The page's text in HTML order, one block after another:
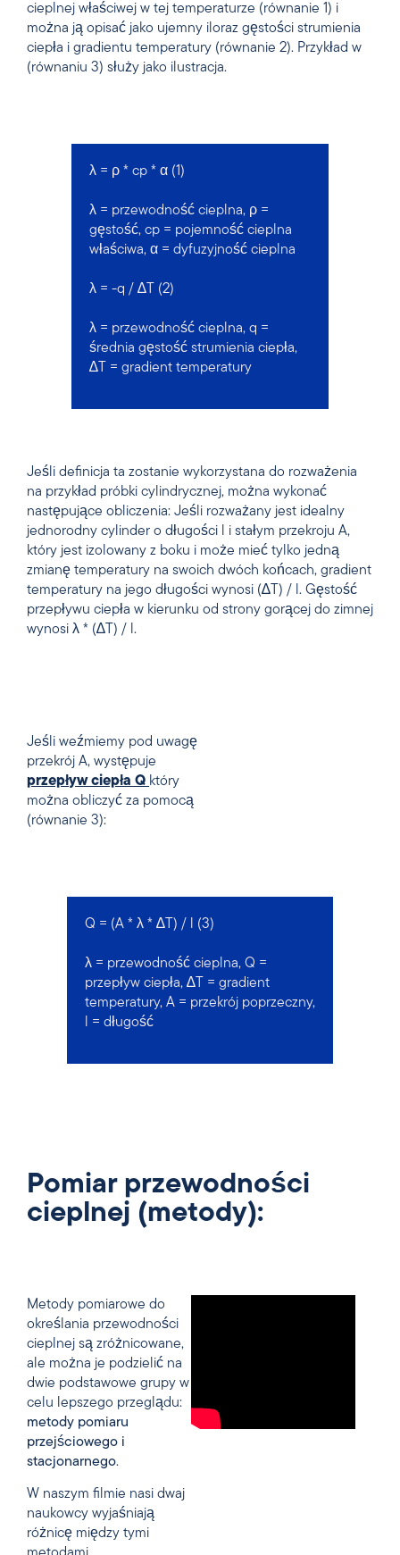
cieplnej właściwej w tej temperaturze (równanie 1) i
można ją opisać jako ujemny iloraz gęstości strumienia
ciepła i gradientu temperatury (równanie 2). Przykład w
(równaniu 3) służy jako ilustracja.
λ = ρ * cp * α (1)
λ = przewodność cieplna, ρ =
gęstość, cp = pojemność cieplna
właściwa, α = dyfuzyjność cieplna
λ = -q / ∆T (2)
λ = przewodność cieplna, q =
średnia gęstość strumienia ciepła,
∆T = gradient temperatury
Jeśli definicja ta zostanie wykorzystana do rozważenia
na przykład próbki cylindrycznej, można wykonać
następujące obliczenia: Jeśli rozważany jest idealny
jednorodny cylinder o długości l i stałym przekroju A,
który jest izolowany z boku i może mieć tylko jedną
zmianę temperatury na swoich dwóch końcach, gradient
temperatury na jego długości wynosi (∆T) / l. Gęstość
przepływu ciepła w kierunku od strony gorącej do zimnej
wynosi λ * (∆T) / l.
Jeśli weźmiemy pod uwagę
przekrój A, występuje
przepływ ciepła Q który
można obliczyć za pomocą
(równanie 3):
Q = (A * λ * ∆T) / l (3)
λ = przewodność cieplna, Q =
przepływ ciepła, ∆T = gradient
temperatury, A = przekrój poprzeczny,
l = długość
Pomiar przewodności
cieplnej (metody):
Metody pomiarowe do
określania przewodności
cieplnej są zróżnicowane,
ale można je podzielić na
dwie podstawowe grupy w
celu lepszego przeglądu:
metody pomiaru
przejściowego i
stacjonarnego.
W naszym filmie nasi dwaj
naukowcy wyjaśniają
różnicę między tymi